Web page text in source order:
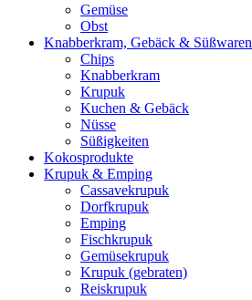
Gemüse
Obst
Knabberkram, Gebäck & Süßwaren
Chips
Knabberkram
Krupuk
Kuchen & Gebäck
Nüsse
Süßigkeiten
Kokosprodukte
Krupuk & Emping
Cassavekrupuk
Dorfkrupuk
Emping
Fischkrupuk
Gemüsekrupuk
Krupuk (gebraten)
Reiskrupuk